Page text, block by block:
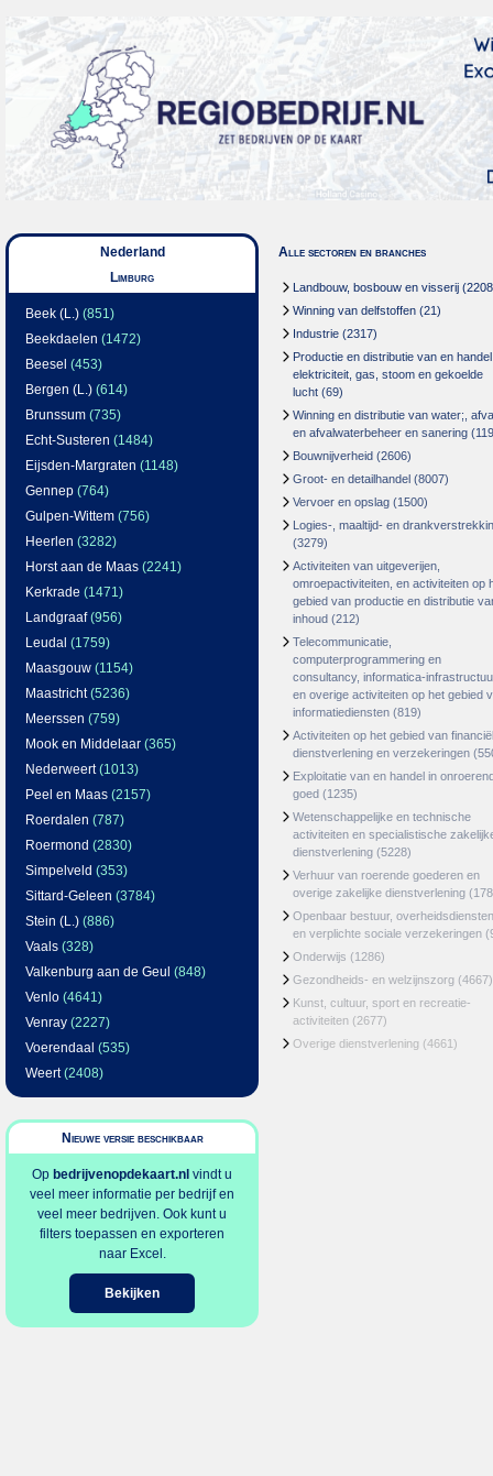
Nederland
Limburg
Beek (L.) (851)
Beekdaelen (1472)
Beesel (453)
Bergen (L.) (614)
Brunssum (735)
Echt-Susteren (1484)
Eijsden-Margraten (1148)
Gennep (764)
Gulpen-Wittem (756)
Heerlen (3282)
Horst aan de Maas (2241)
Kerkrade (1471)
Landgraaf(956)
Leudal (1759)
Maasgouw (1154)
Maastricht(5236)
Meerssen (759)
Mook en Middelaar (365)
Nederweert(1013)
Peel en Maas (2157)
Roerdalen (787)
Roermond (2830)
Simpelveld (353)
Sittard-Geleen (3784)
Stein (L.) (886)
Vaals (328)
Valkenburg aan de Geul (848)
Venlo (4641)
Venray (2227)
Voerendaal (535)
Weert(2408)
Nieuwe versie beschikbaar
Op bedrijvenopdekaart.nl vindt u
veel meer informatie per bedrijf en
veel meer bedrijven. Ook kunt u
filters toepassen en exporteren
naar Excel.
Bekijken
Alle sectoren en branches
Landbouw, bosbouw en visserij
Winning van delfstoffen (21)
Industrie (2317)
Productie en distributie van en
elektriciteit, gas, stoom en gekoelde
lucht (69)
Winning en distributie van water;,
en afvalwaterbeheer en sanering
Bouwnijverheid (2606)
Groot- en detailhandel (8007)
Vervoer en opslag (1500)
Logies-, maaltijd- en
(3279)
Activiteiten van uitgeverijen,
omroepactiviteiten, en activiteiten op
gebied van productie en distributie
inhoud (212)
Telecommunicatie,
computerprogrammering en
consultancy, informatica-
en overige activiteiten op het gebied
informatiediensten (819)
Activiteiten op het gebied van
dienstverlening en verzekeringen
Exploitatie van en handel in
goed (1235)
Wetenschappelijke en technische
activiteiten en specialistische
dienstverlening (5228)
Verhuur van roerende goederen en
overige zakelijke dienstverlening
Openbaar bestuur, overheidsdiensten
en verplichte sociale verzekeringen
Onderwijs (1286)
Gezondheids- en welzijnszorg (4667)
Kunst, cultuur, sport en recreatie-
activiteiten (2677)
Overige dienstverlening (4661)